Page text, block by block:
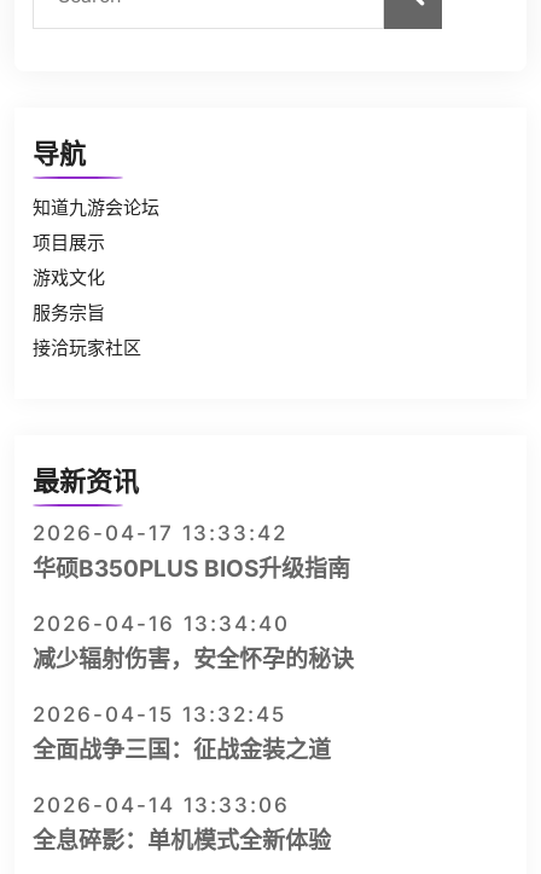
导航
知道九游会论坛
项目展示
游戏文化
服务宗旨
接洽玩家社区
最新资讯
2026-04-17 13:33:42
华硕B350PLUS BIOS升级指南
2026-04-16 13:34:40
减少辐射伤害，安全怀孕的秘诀
2026-04-15 13:32:45
全面战争三国：征战金装之道
2026-04-14 13:33:06
全息碎影：单机模式全新体验